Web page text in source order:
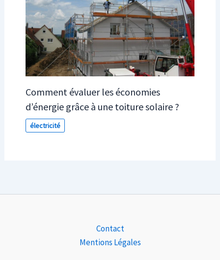
Comment évaluer les économies
d’énergie grâce à une toiture solaire ?
électricité
Contact
Mentions Légales